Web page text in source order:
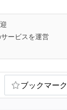
ービスを運営
ブックマーク